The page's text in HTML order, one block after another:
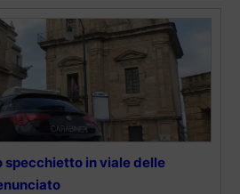
specchietto in viale delle